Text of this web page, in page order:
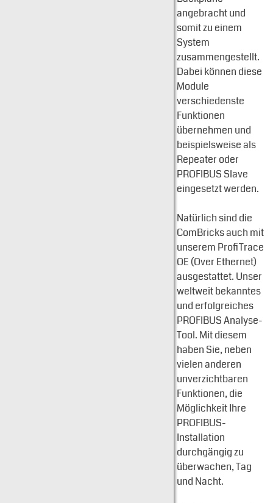
angebracht und
somit zu einem
System
zusammengestellt.
Dabei können diese
Module
verschiedenste
Funktionen
übernehmen und
beispielsweise als
Repeater oder
PROFIBUS Slave
eingesetzt werden.
Natürlich sind die
ComBricks auch mit
unserem ProfiTrace
OE (Over Ethernet)
ausgestattet. Unser
weltweit bekanntes
und erfolgreiches
PROFIBUS Analyse-
Tool. Mit diesem
haben Sie, neben
vielen anderen
unverzichtbaren
Funktionen, die
Möglichkeit Ihre
PROFIBUS-
Installation
durchgängig zu
überwachen, Tag
und Nacht.